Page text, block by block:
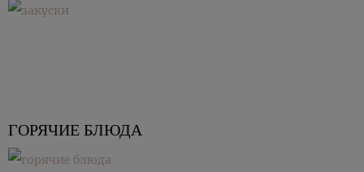
ГОРЯЧИЕ БЛЮДА